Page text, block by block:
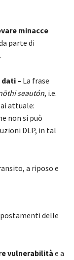
minacce
parte di
– La frase
seautón, i.e.
attuale:
non si può
DLP, in tal
a riposo e
delle
vulnerabilitàe a